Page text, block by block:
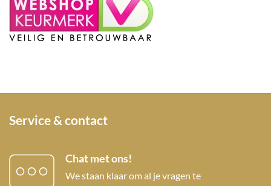
Service & contact
Chat met ons!
We staan klaar om al je vragen te